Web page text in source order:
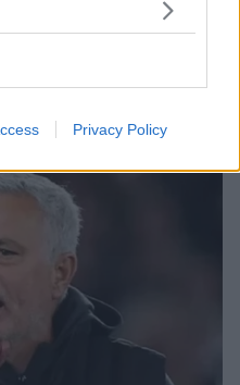
Privacy Policy
ως προς το φύλο
ότι θα αλλάξουν